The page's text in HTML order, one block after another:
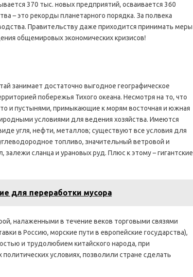
370 тыс. новых предприятий, осваивается 360
– это рекорды планетарного порядка. За полвека
Правительству даже приходится принимать меры
общемировых экономических кризисов!
занимает достаточно выгодное географическое
побережья Тихого океана. Несмотря на то, что
и пустынями, примыкающие к морям восточная и южная
условиями для ведения хозяйства. Имеются
угля, нефти, металлов; существуют все условия для
топливо, значительный ветровой и
залежи сланца и урановых руд. Плюс к этому – гигантские
для переработки мусора
налаженными в течение веков торговыми связями
в Россию, морские пути в европейские государства),
и трудолюбием китайского народа, при
условиях, позволили стране сделать